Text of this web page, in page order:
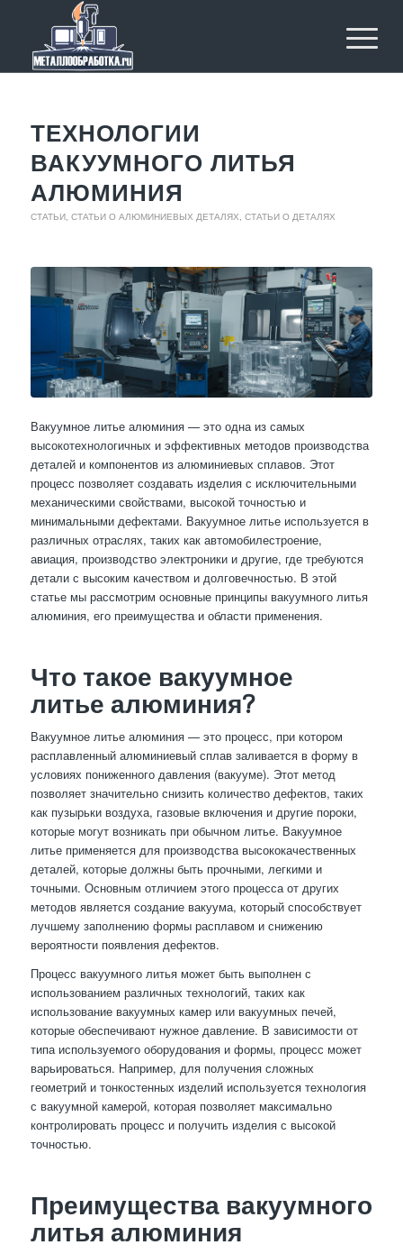
ТЕХНОЛОГИИ
ВАКУУМНОГО ЛИТЬЯ
АЛЮМИНИЯ
СТАТЬИ, СТАТЬИ О АЛЮМИНИЕВЫХ ДЕТАЛЯХ СТАТЬИ О ДЕТАЛЯХ
Вакуумное литье алюминия — это одна из самых
высокотехнологичных и эффективных методов производства
деталей и компонентов из алюминиевых сплавов. Этот
процесс позволяет создавать изделия с исключительными
механическими свойствами, высокой точностью и
минимальными дефектами. Вакуумное литье используется в
различных отраслях, таких как автомобилестроение,
авиация, производство электроники и другие, где требуются
детали с высоким качеством и долговечностью. В этой
статье мы рассмотрим основные принципы вакуумного литья
алюминия, его преимущества и области применения.
Что такое вакуумное
литье алюминия?
Вакуумное литье алюминия — это процесс, при котором
расплавленный алюминиевый сплав заливается в форму в
условиях пониженного давления (вакууме). Этот метод
позволяет значительно снизить количество дефектов, таких
как пузырьки воздуха, газовые включения и другие пороки,
которые могут возникать при обычном литье. Вакуумное
литье применяется для производства высококачественных
деталей, которые должны быть прочными, легкими и
точными. Основным отличием этого процесса от других
методов является создание вакуума, который способствует
лучшему заполнению формы расплавом и снижению
вероятности появления дефектов.
Процесс вакуумного литья может быть выполнен с
использованием различных технологий, таких как
использование вакуумных камер или вакуумных печей,
которые обеспечивают нужное давление. В зависимости от
типа используемого оборудования и формы, процесс может
варьироваться. Например, для получения сложных
геометрий и тонкостенных изделий используется технология
с вакуумной камерой, которая позволяет максимально
контролировать процесс и получить изделия с высокой
точностью.
Преимущества вакуумного
литья алюминия